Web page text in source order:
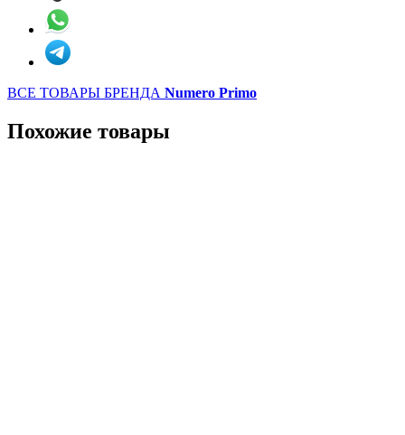
ВСЕ ТОВАРЫ БРЕНДА Numero Primo
Похожие товары